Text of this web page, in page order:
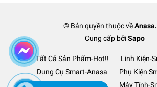
© Bản quyền thuộc về
Cung cấp bởi Sapo
Tất Cả Sản Phẩm-Hot!!
Linh Kiện-
Dụng Cụ Smart-Anasa
Phụ Kiện
Ô Tô Xe Hơi TM-Anasa
Máy Tính-